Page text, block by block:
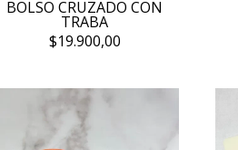
BOLSO CRUZADO CON
TRABA
$19.900,00